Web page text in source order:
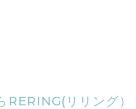
RERING(リリング）